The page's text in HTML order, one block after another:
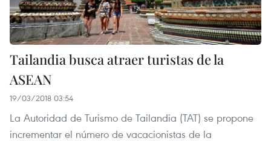
Tailandia busca atraer turistas de la
ASEAN
19/03/2018 03:54
La Autoridad de Turismo de Tailandia (TAT) se propone
incrementar el número de vacacionistas de la